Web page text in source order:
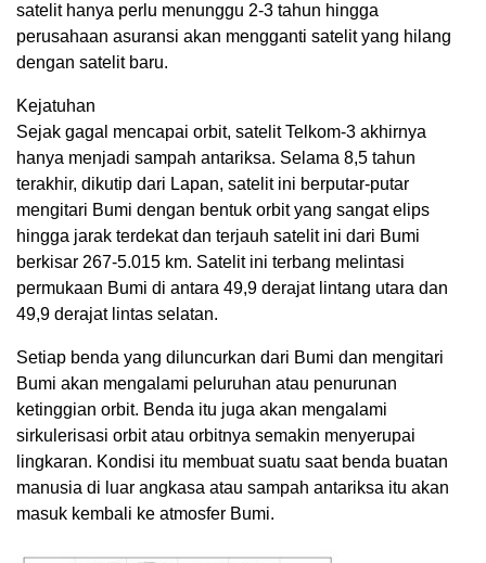
satelit hanya perlu menunggu 2-3 tahun hingga
perusahaan asuransi akan mengganti satelit yang hilang
dengan satelit baru.
Kejatuhan
Sejak gagal mencapai orbit, satelit Telkom-3 akhirnya
hanya menjadi sampah antariksa. Selama 8,5 tahun
terakhir, dikutip dari Lapan, satelit ini berputar-putar
mengitari Bumi dengan bentuk orbit yang sangat elips
hingga jarak terdekat dan terjauh satelit ini dari Bumi
berkisar 267-5.015 km. Satelit ini terbang melintasi
permukaan Bumi di antara 49,9 derajat lintang utara dan
49,9 derajat lintas selatan.
Setiap benda yang diluncurkan dari Bumi dan mengitari
Bumi akan mengalami peluruhan atau penurunan
ketinggian orbit. Benda itu juga akan mengalami
sirkulerisasi orbit atau orbitnya semakin menyerupai
lingkaran. Kondisi itu membuat suatu saat benda buatan
manusia di luar angkasa atau sampah antariksa itu akan
masuk kembali ke atmosfer Bumi.